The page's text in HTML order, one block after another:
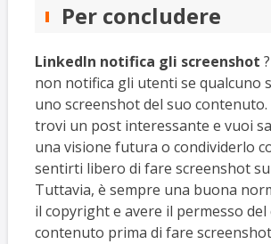
Per concludere
LinkedIn notifica gli screenshot ?
non notifica gli utenti se qualcuno
uno screenshot del suo contenuto.
trovi un post interessante e vuoi
una visione futura o condividerlo
sentirti libero di fare screenshot
Tuttavia, è sempre una buona
il copyright e avere il permesso
contenuto prima di fare